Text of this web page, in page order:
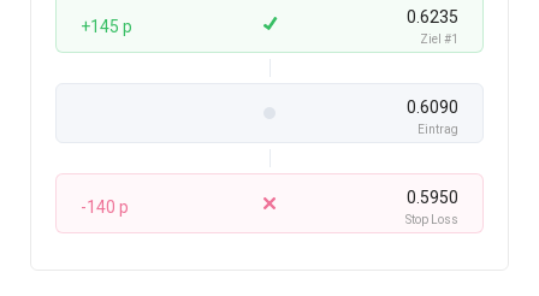
+145 p 0.6235
Ziel #1
0.6090
Eintrag
-140 p 0.5950
Stop Loss